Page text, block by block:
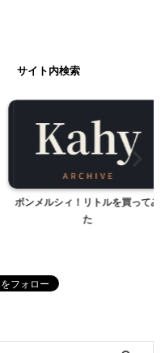
サイト内検索
ボンメルシィ！リトルを買ってみ